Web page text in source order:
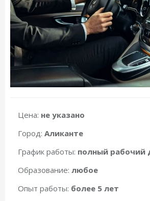
Цена: не указано
Город: Аликанте
График работы: полный рабочий
Образование: любое
Опыт работы: более 5 лет